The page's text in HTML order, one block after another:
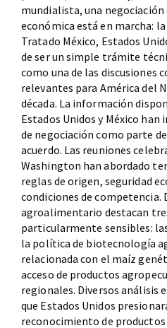
mundialista, una
económica está en marcha:
Tratado México, Estados
de ser un simple trámite
como una de las discusiones
relevantes para América del
década. La información
Estados Unidos y México
de negociación como parte
acuerdo. Las reuniones
Washington han abordado
reglas de origen, seguridad
condiciones de
agroalimentario destacan
particularmente sensibles:
la política de biotecnología
relacionada con el maíz
acceso de productos
regionales. Diversos análisis
que Estados Unidos
reconocimiento de